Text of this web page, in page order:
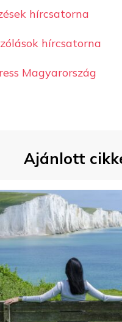
hírcsatorna
hírcsatorna
Magyarország
Ajánlott